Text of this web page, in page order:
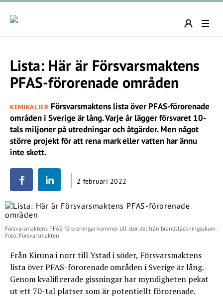
Lista: Här är Försvarsmaktens
PFAS-förorenade områden
KEMIKALIER Försvarsmaktens lista över PFAS-förorenade
områden i Sverige är lång. Varje år lägger försvaret 10-
tals miljoner på utredningar och åtgärder. Men något
större projekt för att rena mark eller vatten har ännu
inte skett.
2 februari 2022
Försvarsmaktens PFAS-föroreningar kommer till stor del från brandsläckningsskum.
Foto: Försvarsmakten
Från Kiruna i norr till Ystad i söder, Försvarsmaktens
lista över PFAS-förorenade områden i Sverige är lång.
Genom kvalificerade gissningar har myndigheten pekat
ut ett 70-tal platser som är potentiellt förorenade.